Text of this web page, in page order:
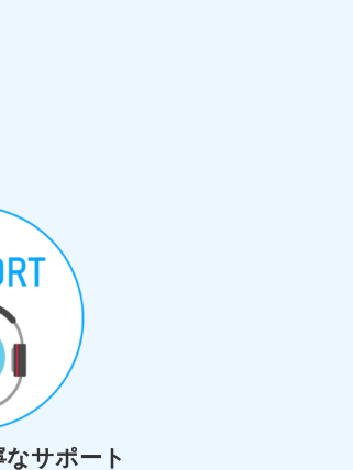
サポート